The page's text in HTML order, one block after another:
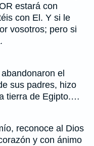
estará con
con El. Y si le
vosotros; pero si
el
sus padres, hizo
tierra de Egipto.…
reconoce al Dios
y con ánimo